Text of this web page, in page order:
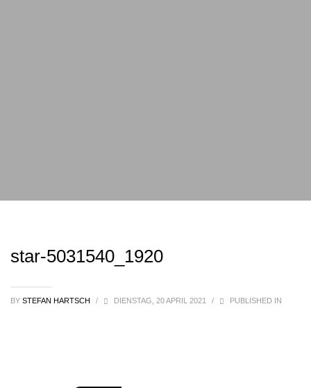
star-5031540_1920
BY STEFAN HARTSCH / DIENSTAG, 20 APRIL 2021 / PUBLISHED IN